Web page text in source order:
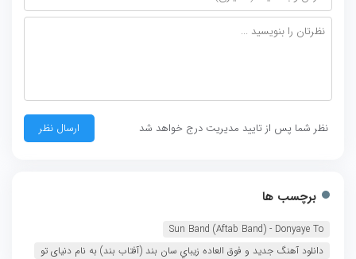
نظر شما پس از تایید مدیریت درج خواهد شد
برچسب ها
Sun Band (Aftab Band) - Donyaye To
دانلود آهنگ جديد و فوق العاده زيباي سان بند (آفتاب بند) به نام دنیای تو